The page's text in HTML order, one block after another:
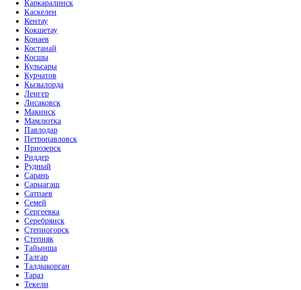
Каркаралинск
Каскелен
Кентау
Кокшетау
Конаев
Костанай
Косшы
Кульсары
Курчатов
Кызылорда
Ленгер
Лисаковск
Макинск
Мамлютка
Павлодар
Петропавловск
Приозерск
Риддер
Рудный
Сарань
Сарыагаш
Сатпаев
Семей
Сергеевка
Серебрянск
Степногорск
Степняк
Тайынша
Талгар
Талдыкорган
Тараз
Текели